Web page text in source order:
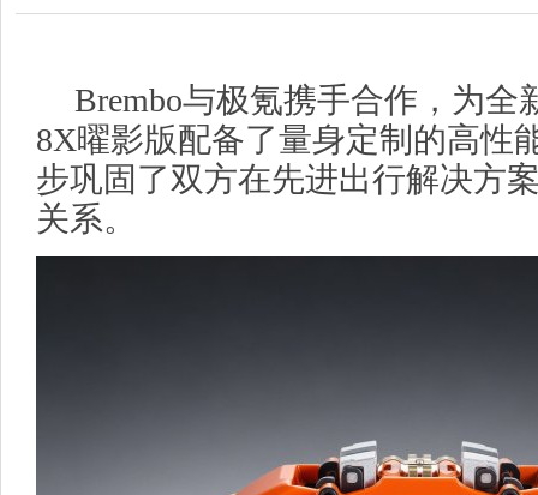
Brembo与极氪携手合作，为全
8X曜影版配备了量身定制的高性
步巩固了双方在先进出行解决方
关系。